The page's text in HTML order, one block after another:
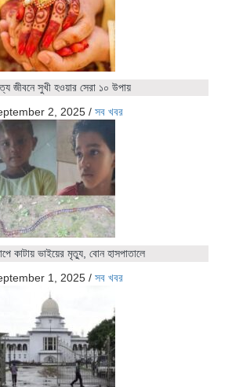
জীবনে সুখী হওয়ার সেরা ১০ উপায়
2, 2025 / সব খবর
কাটায় ভাইয়ের মৃত্যু, বোন হাসপাতালে
1, 2025 / সব খবর